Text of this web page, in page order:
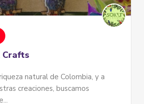
Arte y Diseño
es una empresa que se enfoca en el
producción artesanal, rescatando saberes